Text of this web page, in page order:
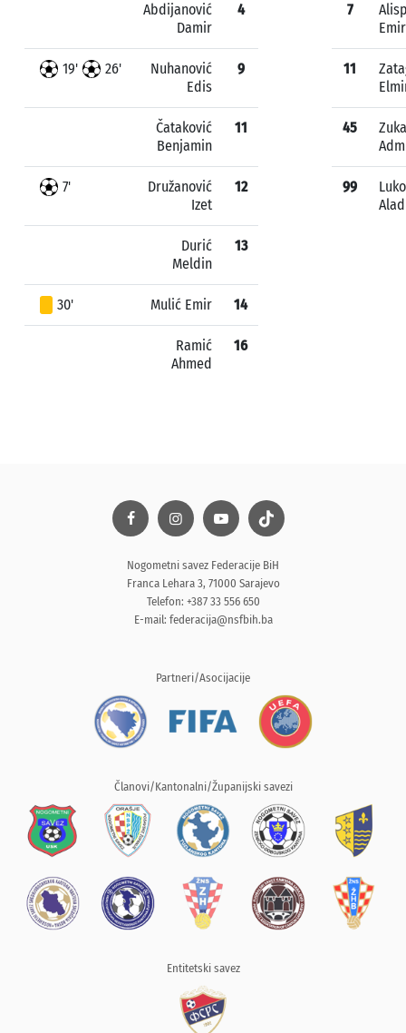
Abdijanović
Damir
4
19' 26'
Nuhanović
Edis
9
Čataković
Benjamin
11
7'
Družanović
Izet
12
Durić
Meldin
13
30' Mulić Emir 14
Ramić
Ahmed
16
7
Emir
11
45
99
Nogometni savez Federacije BiH
Franca Lehara 3, 71000 Sarajevo
Telefon: +387 33 556 650
E-mail: federacija@nsfbih.ba
Partneri/Asocijacije
Članovi/Kantonalni/Županijski savezi
Entitetski savez